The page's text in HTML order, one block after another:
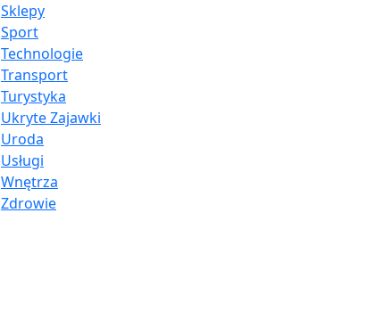
Sklepy
Sport
Technologie
Transport
Turystyka
Ukryte Zajawki
Uroda
Usługi
Wnętrza
Zdrowie